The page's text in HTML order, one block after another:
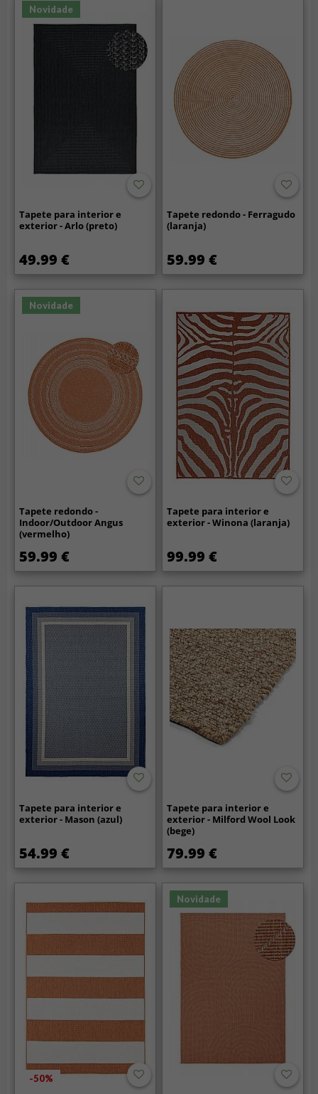
Novidade
Tapete para interior e
exterior - Arlo (preto)
49.99 €
Tapete redondo - Ferragudo
(laranja)
59.99 €
Novidade
Tapete redondo -
Indoor/Outdoor Angus
(vermelho)
59.99 €
Tapete para interior e
exterior - Winona (laranja)
99.99 €
Tapete para interior e
exterior - Mason (azul)
54.99 €
Tapete para interior e
exterior - Milford Wool Look
(bege)
79.99 €
-50%
Novidade